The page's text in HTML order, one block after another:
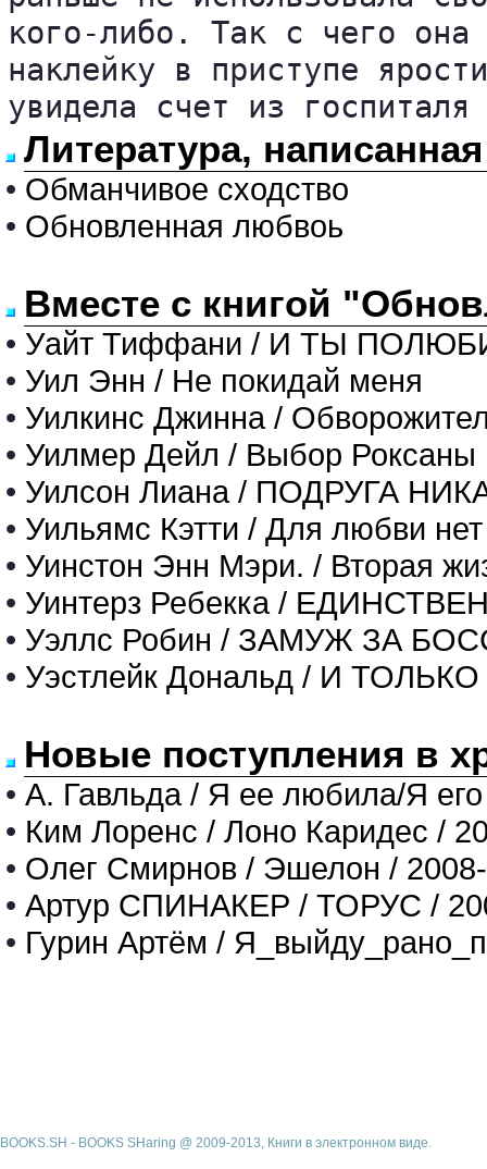
кого-либо. Так с чего она
наклейку в приступе
увидела счет из
Литература,
• Обманчивое сходство
• Обновленная любвоь
Вместе с книгой
• Уайт Тиффани / И ТЫ
• Уил Энн / Не покидай меня
• Уилкинс Джинна /
• Уилмер Дейл / Выбор Роксаны
• Уилсон Лиана / ПОДРУГА
• Уильямс Кэтти / Для любви
• Уинстон Энн Мэри. / Вторая
• Уинтерз Ребекка /
• Уэллс Робин / ЗАМУЖ ЗА
• Уэстлейк Дональд / И
Новые поступления в
• А. Гавльда / Я ее любила/Я
• Ким Лоренс / Лоно Каридес /
• Олег Смирнов / Эшелон /
• Артур СПИНАКЕР / ТОРУС /
• Гурин Артём /
BOOKS.SH - BOOKS SHaring @ 2009-2013, Книги в электронном виде.